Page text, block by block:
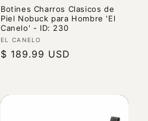
Botines Charros Clasicos de
Piel Nobuck para Hombre 'El
Canelo' - ID: 230
Proveedor:
EL CANELO
Precio
$ 189.99 USD